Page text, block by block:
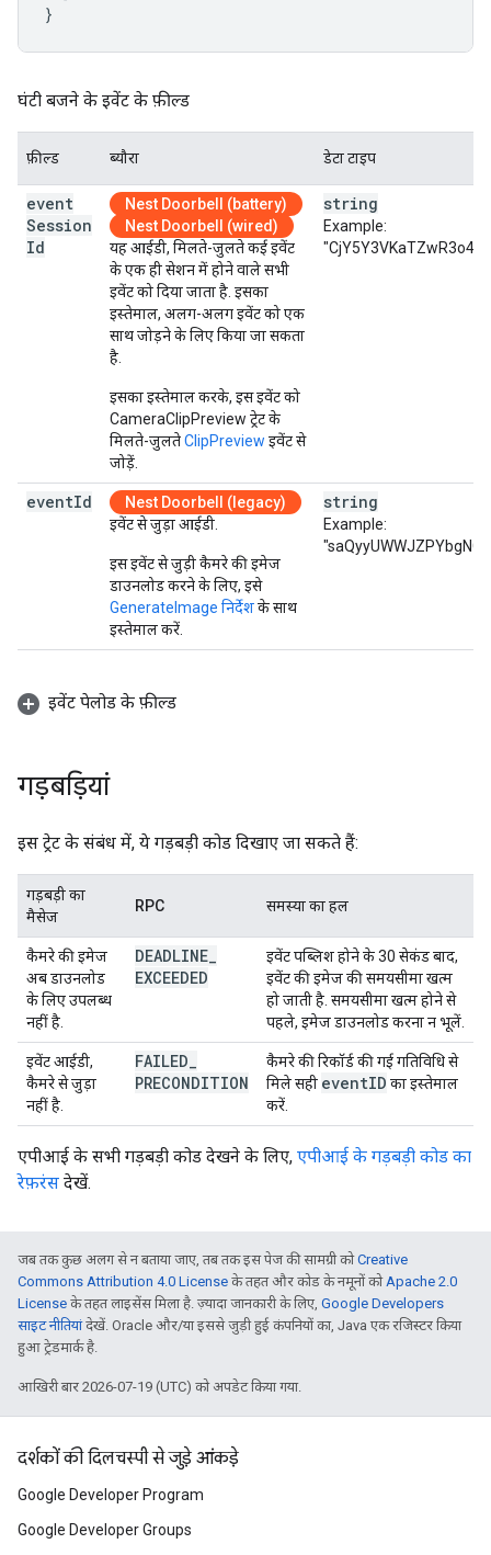
}
घंटी बजने के इवेंट के फ़ील्ड
फ़ील्ड ब्यौरा डेटा टाइप
event
Session
Id
Nest Doorbell (battery)
Nest Doorbell (wired)
यह आईडी, मिलते-जुलते कई इवेंट
के एक ही सेशन में होने वाले सभी
इवेंट को दिया जाता है. इसका
इस्तेमाल, अलग-अलग इवेंट को एक
साथ जोड़ने के लिए किया जा सकता
है.
इसका इस्तेमाल करके, इस इवेंट को
CameraClipPreview ट्रेट के
मिलते-जुलतेClipPreview इवेंट से
जोड़ें.
string
Example:
eventId
Nest Doorbell (legacy)
इवेंट से जुड़ा आईडी.
इस इवेंट से जुड़ी कैमरे की इमेज
डाउनलोड करने के लिए, इसे
GenerateImage निर्देशके साथ
इस्तेमाल करें.
string
Example:
इवेंट पेलोड के फ़ील्ड
गड़बड़ियां
इस ट्रेट के संबंध में, ये गड़बड़ी कोड दिखाए जा सकते हैं:
गड़बड़ी का
मैसेज
RPC समस्या का हल
कैमरे की इमेज
अब डाउनलोड
के लिए उपलब्ध
नहीं है.
DEADLINE
EXCEEDED
इवेंट पब्लिश होने के 30 सेकंड बाद,
इवेंट की इमेज की समयसीमा खत्म
हो जाती है. समयसीमा खत्म होने से
पहले, इमेज डाउनलोड करना न भूलें.
इवेंट आईडी,
कैमरे से जुड़ा
नहीं है.
FAILED
PRECONDITION
कैमरे की रिकॉर्ड की गई गतिविधि से
मिले सही eventID का इस्तेमाल
करें.
एपीआई के सभी गड़बड़ी कोड देखने के लिए, एपीआई के गड़बड़ी कोड का
रेफ़रंस देखें.
जब तक कुछ अलग से न बताया जाए, तब तक इस पेज की सामग्री कोCreative
Commons Attribution 4.0 License के तहत और कोड के नमूनों कोApache 2.0
License के तहत लाइसेंस मिला है. ज़्यादा जानकारी के लिए, Google Developers
साइट नीतियांदेखें. Oracle और/या इससे जुड़ी हुई कंपनियों का, Java एक रजिस्टर किया
हुआ ट्रेडमार्क है.
आखिरी बार 2026-07-19 (UTC) को अपडेट किया गया.
दर्शकों की दिलचस्पी से जुड़े आंकड़े
Google Developer Program
Google Developer Groups